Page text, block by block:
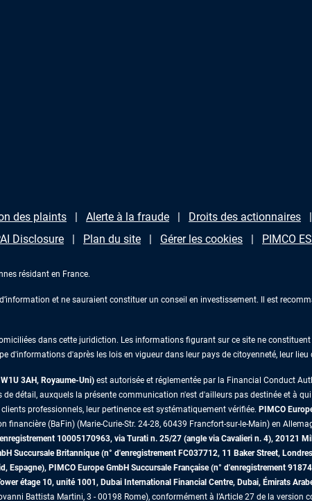
des plaints Alerte à la fraude Droits des actionnaires
Disclosure Plan du site Gérer les cookies PIMCO
résidant en France.
et ne sauraient constituer un conseil en investissement. Il est
dans cette juridiction. Les informations figurant sur ce site ne
d'informations d'après les lois en vigueur dans leur pays de citoyenneté, leur lieu
3AH, Royaume-Uni) est autorisée et réglementée par la Financial Conduct
détail, auxquels la présente communication n'est d'ailleurs pas destinée et à
professionnels, leur pertinence est systématiquement vérifiée. PIMCO
financière (BaFin) (Marie-Curie-Str. 24-28, 60439 Francfort-sur-le-Main) en
10005170963, via Turati n. 25/27 (angle via Cavalieri n. 4), 20121
Succursale Britannique (n° d'enregistrement FC037712, 11 Baker Street,
PIMCO Europe GmbH Succursale Française (n° d'enregistrement
étage 10, unité 1001, Dubai International Financial Centre, Dubai, Émirats
Battista Martini, 3 - 00198 Rome), conformément à l’Article 27 de la version